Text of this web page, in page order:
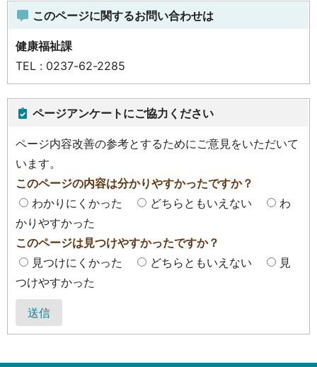
このページに関するお問い合わせは
健康福祉課
TEL : 0237-62-2285
ページアンケートにご協力ください
ページ内容改善の参考とするためにご意見をいただいて
います。
このページの内容は分かりやすかったですか？
わかりにくかった
どちらともいえない
わ
かりやすかった
このページは見つけやすかったですか？
見つけにくかった
どちらともいえない
見
つけやすかった
送信